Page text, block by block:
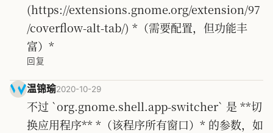
(https://extensions.gnome.org/extension/97
/coverflow-alt-tab/) *（需要配置，但功能丰
富）*
回复
温锦瑜2020-10-29
不过 `org.gnome.shell.app-switcher` 是 **切
换应用程序** *（该程序所有窗口）* 的参数，如